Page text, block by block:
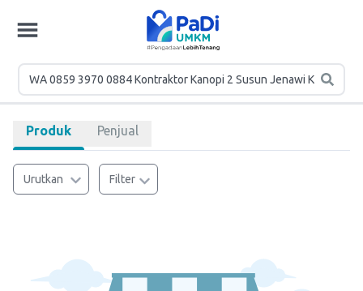
Produk Penjual
Urutkan Filter